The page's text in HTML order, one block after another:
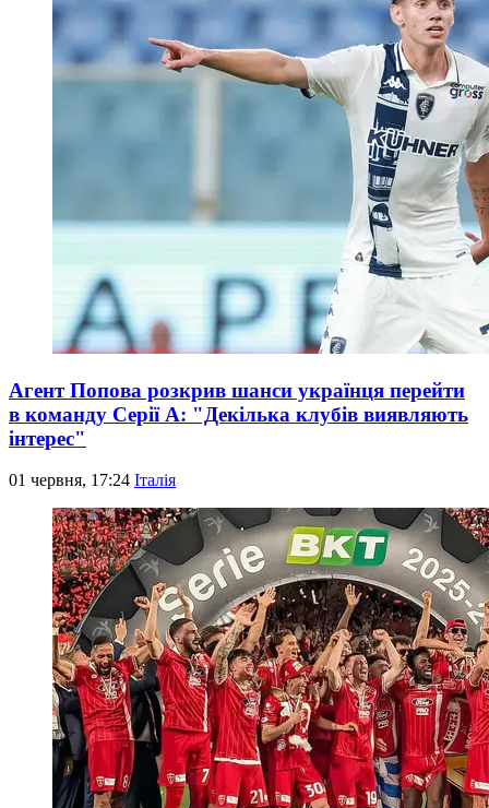
Агент Попова розкрив шанси українця перейти
в команду Серії А: "Декілька клубів виявляють
інтерес"
01 червня, 17:24 Італія